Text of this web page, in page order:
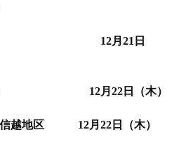
地区 12月21日
地区 12月22日（木）
信越地区 12月22日（木）